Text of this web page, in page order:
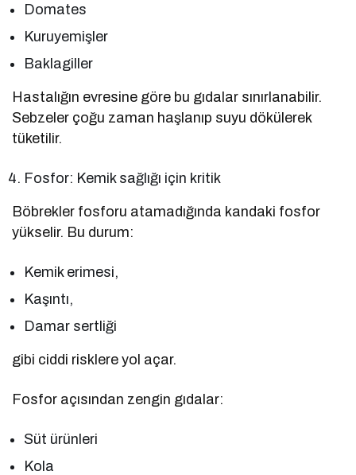
Domates
Kuruyemişler
Baklagiller
Hastalığın evresine göre bu gıdalar sınırlanabilir.
Sebzeler çoğu zaman haşlanıp suyu dökülerek
tüketilir.
Fosfor: Kemik sağlığı için kritik
Böbrekler fosforu atamadığında kandaki fosfor
yükselir. Bu durum:
Kemik erimesi,
Kaşıntı,
Damar sertliği
gibi ciddi risklere yol açar.
Fosfor açısından zengin gıdalar:
Süt ürünleri
Kola